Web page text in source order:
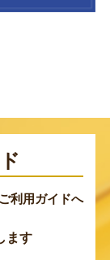
ご利用ガイドへ
ます